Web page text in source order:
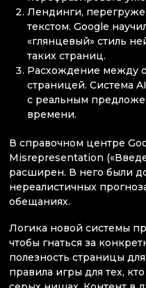
Лендинги,
текстом. Google
«глянцевый» стиль
таких страниц.
Расхождение между
страницей. Система
с реальным
времени.
В справочном центре
Misrepresentation
расширен. В него были
нереалистичных
обещаниях.
Логика новой системы
чтобы гнаться за
полезность страницы
правила игры для тех,